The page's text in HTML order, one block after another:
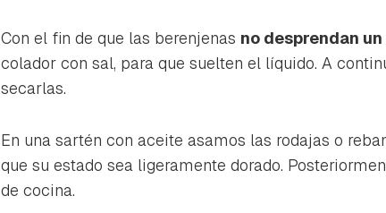
Con el fin de que las berenjenas no desprendan
colador con sal, para que suelten el líquido. A
secarlas.
En una sartén con aceite asamos las rodajas o
que su estado sea ligeramente dorado.
de cocina.